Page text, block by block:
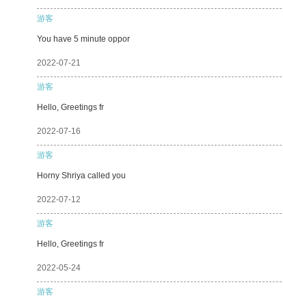
游客
You have 5 minute oppor
2022-07-21
游客
Hello, Greetings fr
2022-07-16
游客
Horny Shriya called you
2022-07-12
游客
Hello, Greetings fr
2022-05-24
游客